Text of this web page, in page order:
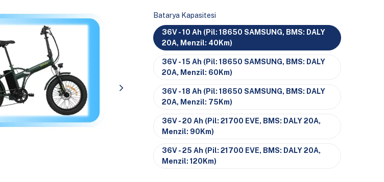
Batarya Kapasitesi
36V - 10 Ah (Pil: 18650 SAMSUNG, BMS: DALY
20A, Menzil: 40Km)
36V - 15 Ah (Pil: 18650 SAMSUNG, BMS: DALY
20A, Menzil: 60Km)
36V - 18 Ah (Pil: 18650 SAMSUNG, BMS: DALY
20A, Menzil: 75Km)
36V - 20 Ah (Pil: 21700 EVE, BMS: DALY 20A,
Menzil: 90Km)
36V - 25 Ah (Pil: 21700 EVE, BMS: DALY 20A,
Menzil: 120Km)